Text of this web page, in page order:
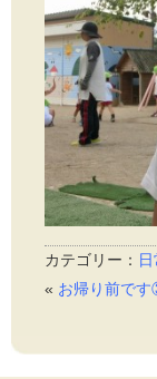
カテゴリー：
« お帰り前で